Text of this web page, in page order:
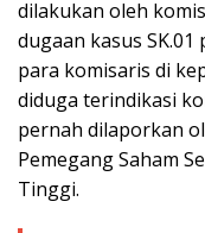
dilakukan oleh
dugaan kasus
para komisaris di
diduga terindikasi
pernah dilaporkan
Pemegang Saham
Tinggi.